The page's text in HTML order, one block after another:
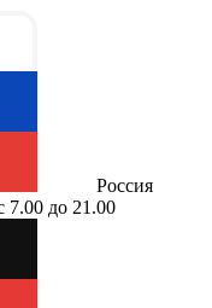
Россия
7.00 до 21.00